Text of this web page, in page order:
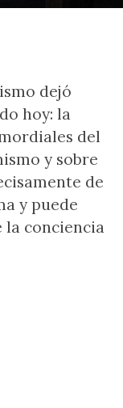
dejó
hoy: la
del
y sobre
de
y puede
la conciencia